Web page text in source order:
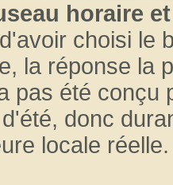
horaire
choisi le
la réponse la
pas été conçu
donc
locale réelle.